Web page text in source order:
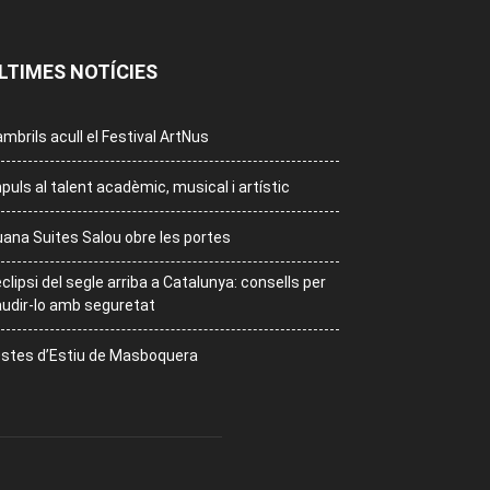
NOTÍCIES
acull el Festival ArtNus
al talent acadèmic, musical i artístic
Suites Salou obre les portes
del segle arriba a Catalunya: consells per
lo amb seguretat
d’Estiu de Masboquera